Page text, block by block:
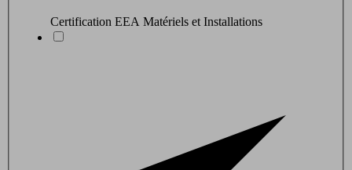
Certification EEA Matériels et Installations